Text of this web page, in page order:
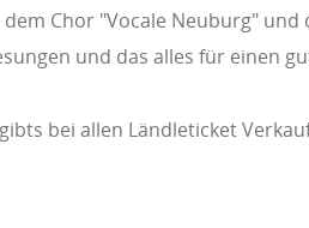
Chor "Vocale Neuburg" und
und das alles für einen
bei allen Ländleticket